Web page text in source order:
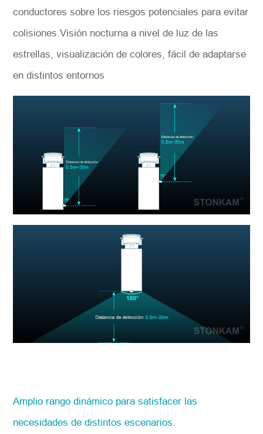
conductores sobre los riesgos potenciales para evitar
colisiones.Visión nocturna a nivel de luz de las
estrellas, visualización de colores, fácil de adaptarse
en distintos entornos
Amplio rango dinámico para satisfacer las
necesidades de distintos escenarios.